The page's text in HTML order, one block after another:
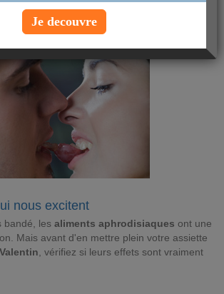
nous excitent
bandé, les aliments aphrodisiaques ont une
Mais avant d'en mettre plein votre assiette
, vérifiez si leurs effets sont vraiment
Je decouvre